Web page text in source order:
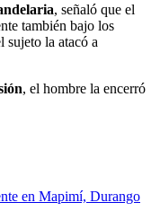
, señaló que el
también bajo los
sujeto la atacó a
, el hombre la encerró
en Mapimí, Durango